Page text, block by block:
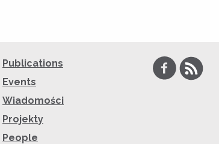
Publications
Events
Wiadomości
Projekty
People
Facebook
RSS